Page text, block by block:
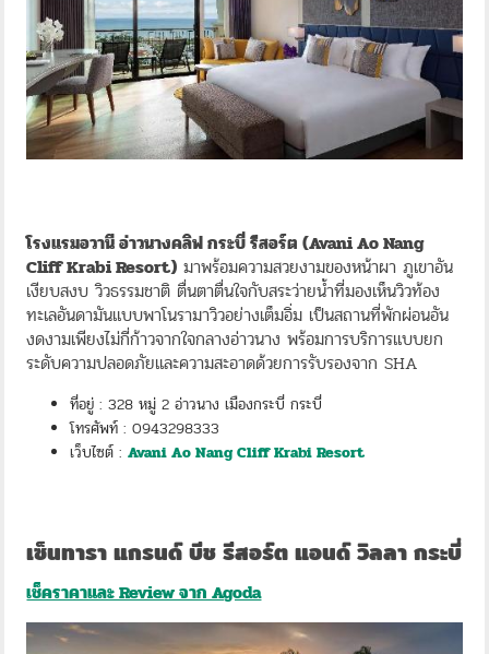
โรงแรมอวานี อ่าวนางคลิฟ กระบี่ รีสอร์ต (Avani Ao Nang
Cliff Krabi Resort) มาพร้อมความสวยงามของหน้าผา ภูเขาอัน
เงียบสงบ วิวธรรมชาติ ตื่นตาตื่นใจกับสระว่ายน้ำที่มองเห็นวิวท้อง
ทะเลอันดามันแบบพาโนรามาวิวอย่างเต็มอิ่ม เป็นสถานที่พักผ่อนอัน
งดงามเพียงไม่กี่ก้าวจากใจกลางอ่าวนาง พร้อมการบริการแบบยก
ระดับความปลอดภัยและความสะอาดด้วยการรับรองจาก SHA
ที่อยู่ : 328 หมู่ 2 อ่าวนาง เมืองกระบี่ กระบี่
โทรศัพท์ : 0943298333
เว็บไซต์ :Avani Ao Nang Cliff Krabi Resort
เซ็นทารา แกรนด์ บีช รีสอร์ต แอนด์ วิลลา กระบี่
เช็คราคาและ Review จาก Agoda